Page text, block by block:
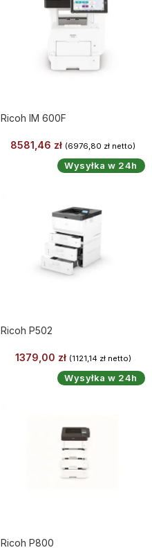
Ricoh IM 600F
8581,46 zł (6976,80 zł netto)
Wysyłka w 24h
Ricoh P502
1379,00 zł (1121,14 złnetto)
Wysyłka w 24h
Ricoh P800